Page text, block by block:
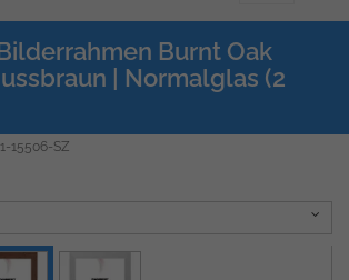
Burnt Oak
| Normalglas (2
15506-SZ